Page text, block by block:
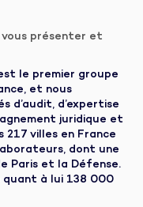
vous présenter et
le premier groupe
et nous
d’audit, d’expertise
juridique et
217 villes en France
dont une
Paris et la Défense.
quant à lui 138 000